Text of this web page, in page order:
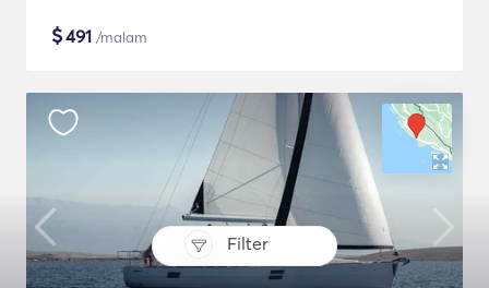
Filter
$491 /malam